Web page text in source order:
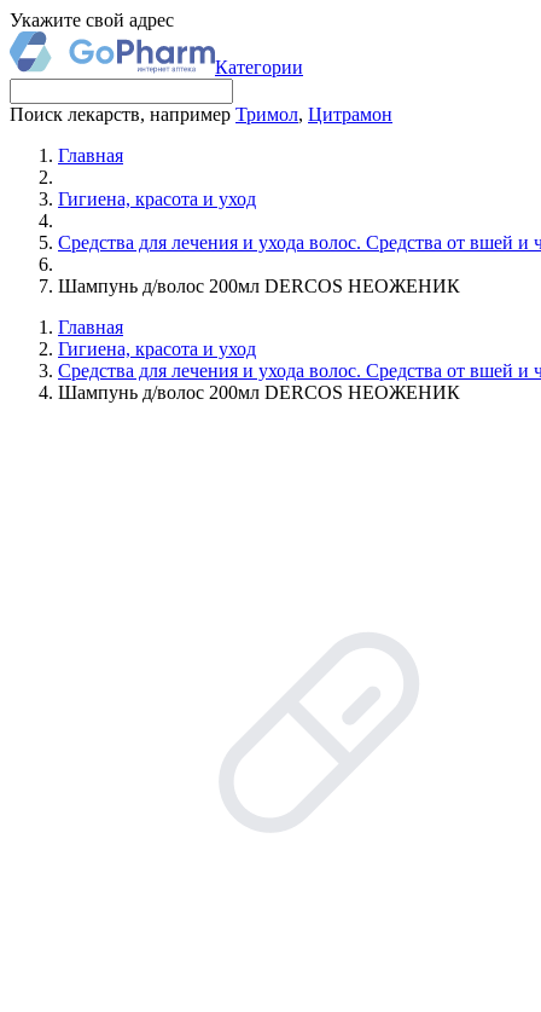
Укажите свой адрес
Категории
Поиск лекарств, например Тримол, Цитрамон
Главная
Гигиена, красота и уход
Средства для лечения и ухода волос. Средства от вшей и
Шампунь д/волос 200мл DERCOS НЕОЖЕНИК
Главная
Гигиена, красота и уход
Средства для лечения и ухода волос. Средства от вшей и
Шампунь д/волос 200мл DERCOS НЕОЖЕНИК